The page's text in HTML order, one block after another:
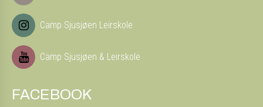
Camp Sjusjøen Leirskole
Camp Sjusjøen & Leirskole
FACEBOOK